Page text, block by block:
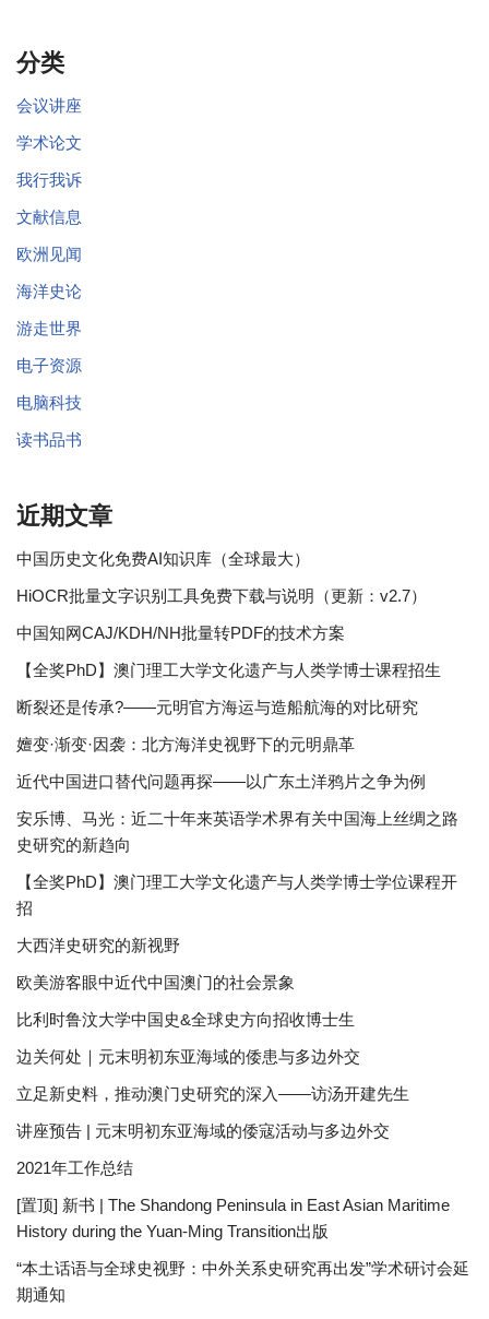
分类
会议讲座
学术论文
我行我诉
文献信息
欧洲见闻
海洋史论
游走世界
电子资源
电脑科技
读书品书
近期文章
中国历史文化免费AI知识库（全球最大）
HiOCR批量文字识别工具免费下载与说明（更新：v2.7）
中国知网CAJ/KDH/NH批量转PDF的技术方案
【全奖PhD】澳门理工大学文化遗产与人类学博士课程招生
断裂还是传承?——元明官方海运与造船航海的对比研究
嬗变·渐变·因袭：北方海洋史视野下的元明鼎革
近代中国进口替代问题再探——以广东土洋鸦片之争为例
安乐博、马光：近二十年来英语学术界有关中国海上丝绸之路
史研究的新趋向
【全奖PhD】澳门理工大学文化遗产与人类学博士学位课程开
招
大西洋史研究的新视野
欧美游客眼中近代中国澳门的社会景象
比利时鲁汶大学中国史&全球史方向招收博士生
边关何处｜元末明初东亚海域的倭患与多边外交
立足新史料，推动澳门史研究的深入——访汤开建先生
讲座预告 | 元末明初东亚海域的倭寇活动与多边外交
2021年工作总结
[置顶] 新书 | The Shandong Peninsula in East Asian Maritime
History during the Yuan-Ming Transition出版
“本土话语与全球史视野：中外关系史研究再出发”学术研讨会延
期通知